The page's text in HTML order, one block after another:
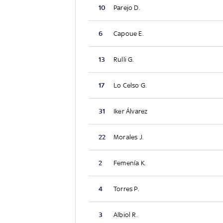
10 Parejo D.
6 Capoue E.
13 Rulli G.
17 Lo Celso G.
31 Iker Álvarez
22 Morales J.
2 Femenía K.
4 Torres P.
3 Albiol R.